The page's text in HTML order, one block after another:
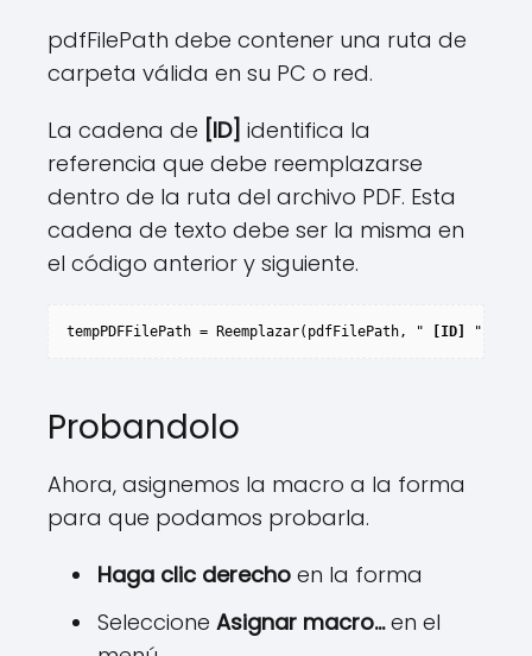
pdfFilePath debe contener una ruta de
carpeta válida en su PC o red.
La cadena de [ID] identifica la
referencia que debe reemplazarse
dentro de la ruta del archivo PDF. Esta
cadena de texto debe ser la misma en
el código anterior y siguiente.
tempPDFFilePath = Reemplazar(pdfFilePath, " [ID] ",
Probandolo
Ahora, asignemos la macro a la forma
para que podamos probarla.
Haga clic derecho en la forma
Seleccione Asignar macro…en el